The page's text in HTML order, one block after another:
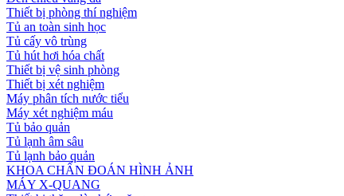
Thiết bị phòng thí nghiệm
Tủ an toàn sinh học
Tủ cấy vô trùng
Tủ hút hơi hóa chất
Thiết bị vệ sinh phòng
Thiết bị xét nghiệm
Máy phân tích nước tiểu
Máy xét nghiệm máu
Tủ bảo quản
Tủ lạnh âm sâu
Tủ lạnh bảo quản
KHOA CHẨN ĐOÁN HÌNH ẢNH
MÁY X-QUANG